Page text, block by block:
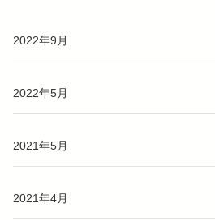
2022年9月
2022年5月
2021年5月
2021年4月